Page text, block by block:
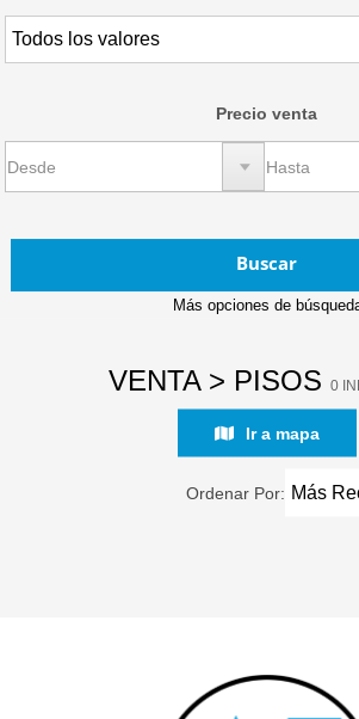
Precio venta
Buscar
Más opciones de
VENTA > PISOS 0
Ir a mapa
Ordenar Por: